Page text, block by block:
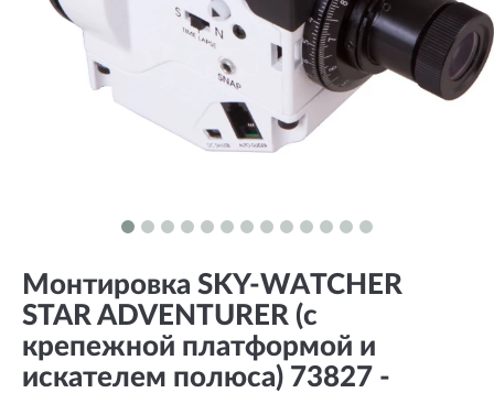
Монтировка SKY-WATCHER
STAR ADVENTURER (с
крепежной платформой и
искателем полюса) 73827 -